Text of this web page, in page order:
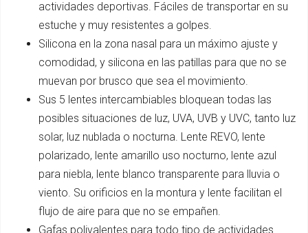
actividades deportivas. Fáciles de transportar en su
estuche y muy resistentes a golpes.
Silicona en la zona nasal para un máximo ajuste y
comodidad, y silicona en las patillas para que no se
muevan por brusco que sea el movimiento.
Sus 5 lentes intercambiables bloquean todas las
posibles situaciones de luz, UVA, UVB y UVC, tanto luz
solar, luz nublada o nocturna. Lente REVO, lente
polarizado, lente amarillo uso nocturno, lente azul
para niebla, lente blanco transparente para lluvia o
viento. Su orificios en la montura y lente facilitan el
flujo de aire para que no se empañen.
Gafas polivalentes para todo tipo de actividades